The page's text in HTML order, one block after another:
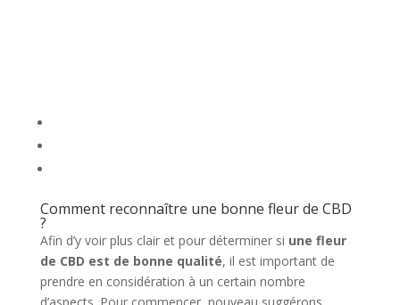
Comment reconnaître une bonne fleur de CBD
?
Afin d’y voir plus clair et pour déterminer si une fleur
de CBD est de bonne qualité, il est important de
prendre en considération à un certain nombre